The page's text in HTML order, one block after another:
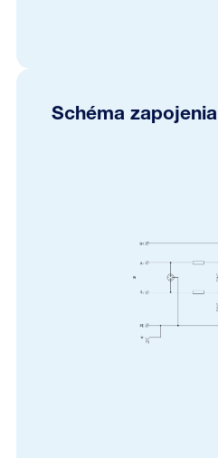
Schéma zapojenia